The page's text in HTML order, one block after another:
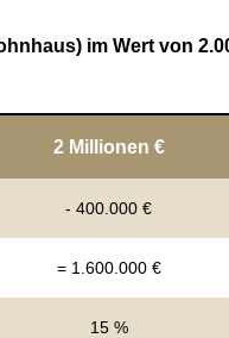
im Wert von
2 Millionen €
- 400.000 €
= 1.600.000 €
15 %